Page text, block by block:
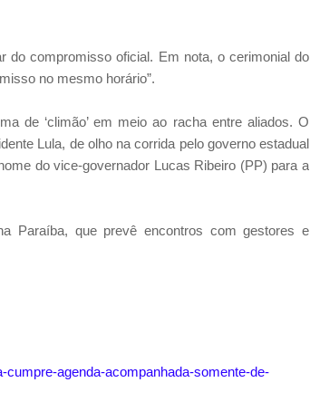
do compromisso oficial. Em nota, o cerimonial do
no mesmo horário”.
de ‘climão’ em meio ao racha entre aliados. O
Lula, de olho na corrida pelo governo estadual
do vice-governador Lucas Ribeiro (PP) para a
Paraíba, que prevê encontros com gestores e
agenda-acompanhada-somente-de-